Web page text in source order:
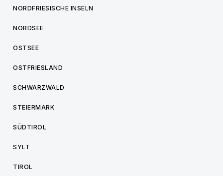
NORDFRIESISCHE INSELN
NORDSEE
OSTSEE
OSTFRIESLAND
SCHWARZWALD
STEIERMARK
SÜDTIROL
SYLT
TIROL